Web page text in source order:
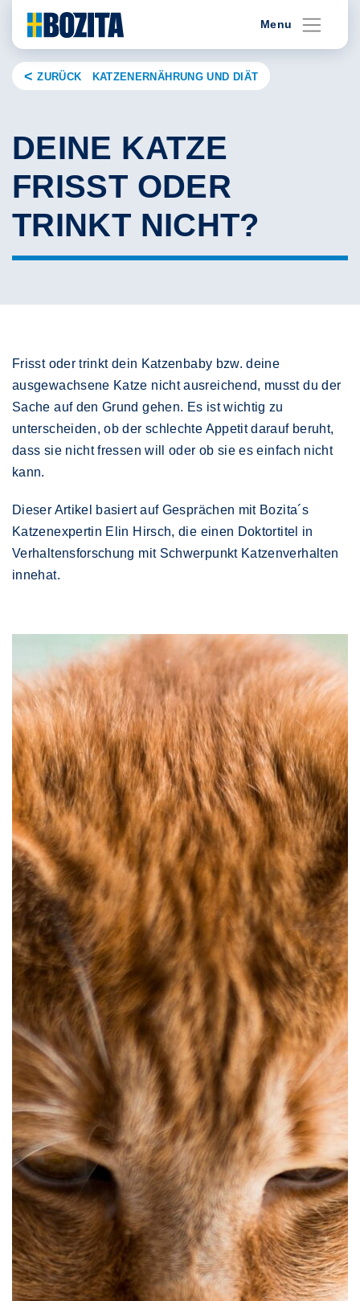
content
Menu
ZURÜCK KATZENERNÄHRUNG UND DIÄT
DEINE KATZE
FRISST ODER
TRINKT NICHT?
Frisst oder trinkt dein Katzenbaby bzw. deine
ausgewachsene Katze nicht ausreichend, musst du der
Sache auf den Grund gehen. Es ist wichtig zu
unterscheiden, ob der schlechte Appetit darauf beruht,
dass sie nicht fressen will oder ob sie es einfach nicht
kann.
Dieser Artikel basiert auf Gesprächen mit Bozita´s
Katzenexpertin Elin Hirsch, die einen Doktortitel in
Verhaltensforschung mit Schwerpunkt Katzenverhalten
innehat.